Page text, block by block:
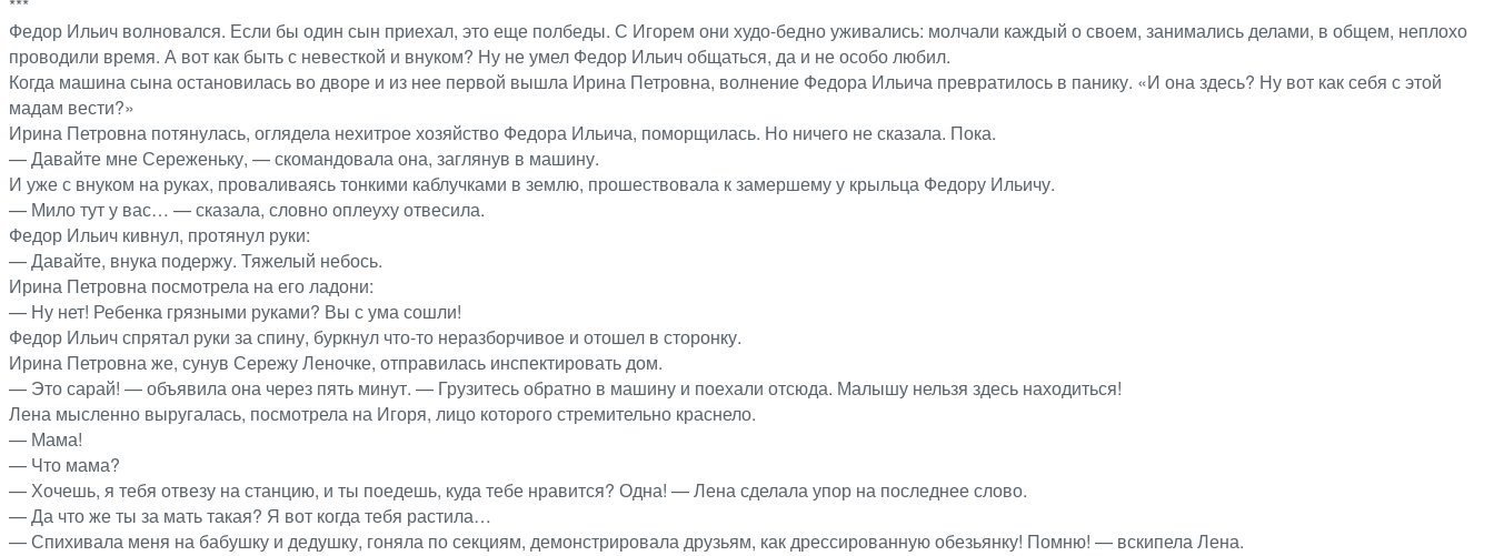
Федор Ильич волновался. Если бы один сын приехал, это еще полбеды. С Игорем они худо-бедно уживались: молчали каждый о своем, занимались делами, в общем, неплохо
проводили время. А вот как быть с невесткой и внуком? Ну не умел Федор Ильич общаться, да и не особо любил.
Когда машина сына остановилась во дворе и из нее первой вышла Ирина Петровна, волнение Федора Ильича превратилось в панику. «И она здесь? Ну вот как себя с этой
мадам вести?»
Ирина Петровна потянулась, оглядела нехитрое хозяйство Федора Ильича, поморщилась. Но ничего не сказала. Пока.
— Давайте мне Сереженьку, — скомандовала она, заглянув в машину.
И уже с внуком на руках, проваливаясь тонкими каблучками в землю, прошествовала к замершему у крыльца Федору Ильичу.
— Мило тут у вас… — сказала, словно оплеуху отвесила.
Федор Ильич кивнул, протянул руки:
— Давайте, внука подержу. Тяжелый небось.
Ирина Петровна посмотрела на его ладони:
— Ну нет! Ребенка грязными руками? Вы с ума сошли!
Федор Ильич спрятал руки за спину, буркнул что-то неразборчивое и отошел в сторонку.
Ирина Петровна же, сунув Сережу Леночке, отправилась инспектировать дом.
— Это сарай! — объявила она через пять минут. — Грузитесь обратно в машину и поехали отсюда. Малышу нельзя здесь находиться!
Лена мысленно выругалась, посмотрела на Игоря, лицо которого стремительно краснело.
— Мама!
— Что мама?
— Хочешь, я тебя отвезу на станцию, и ты поедешь, куда тебе нравится? Одна! — Лена сделала упор на последнее слово.
— Да что же ты за мать такая? Я вот когда тебя растила…
— Спихивала меня на бабушку и дедушку, гоняла по секциям, демонстрировала друзьям, как дрессированную обезьянку! Помню! — вскипела Лена.